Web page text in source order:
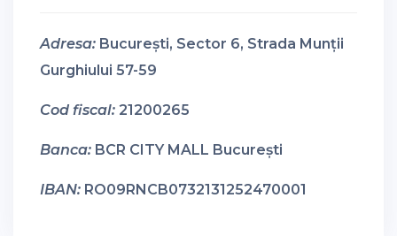
Adresa: București, Sector 6, Strada Munții
Gurghiului 57-59
Cod fiscal: 21200265
Banca: BCR CITY MALL București
IBAN: RO09RNCB0732131252470001